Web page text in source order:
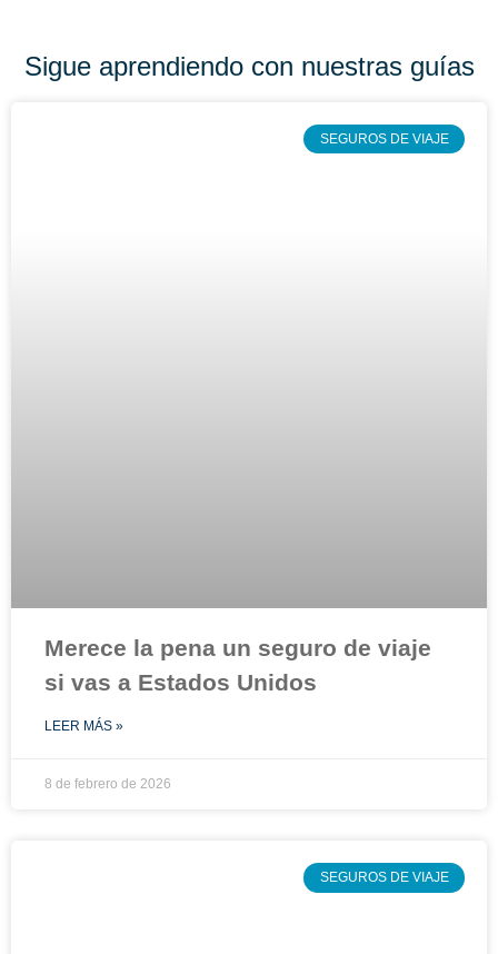
Sigue aprendiendo con nuestras guías
SEGUROS DE VIAJE
Merece la pena un seguro de viaje
si vas a Estados Unidos
LEER MÁS »
8 de febrero de 2026
SEGUROS DE VIAJE